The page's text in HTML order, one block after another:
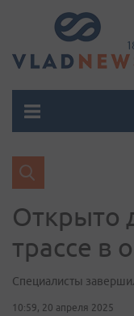
Открыто
трассе в
Специалисты
10:59, 20 апреля 2025